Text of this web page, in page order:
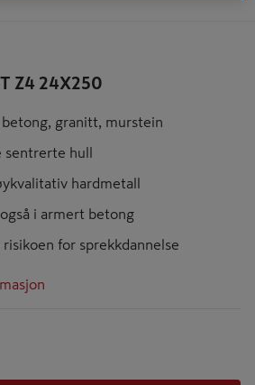
Z4 24X250
betong, granitt, murstein
hull
hardmetall
i armert betong
for sprekkdannelse